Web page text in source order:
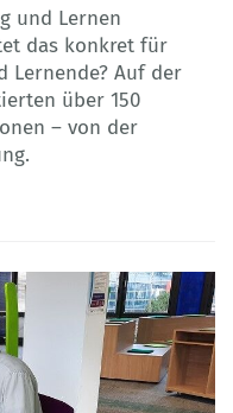
und Lernen
das konkret für
Lernende? Auf der
über 150
– von der